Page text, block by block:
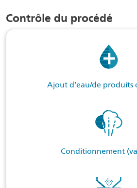
Contrôle du procédé
Ajout d’eau/de produits
Conditionnement